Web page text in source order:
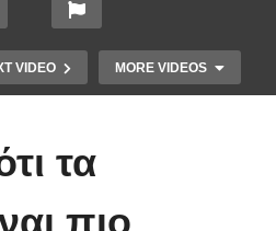
VIDEO MORE VIDEOS
τα